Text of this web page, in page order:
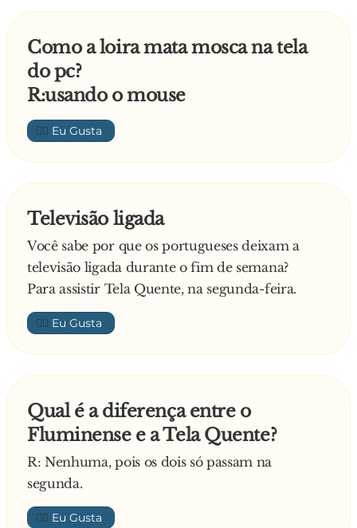
Como a loira mata mosca na tela
do pc?
R:usando o mouse
👍🏼
Televisão ligada
Você sabe por que os portugueses deixam a
televisão ligada durante o fim de semana?
Para assistir Tela Quente, na segunda-feira.
👍🏼
Qual é a diferença entre o
Fluminense e a Tela Quente?
R: Nenhuma, pois os dois só passam na
segunda.
👍🏼